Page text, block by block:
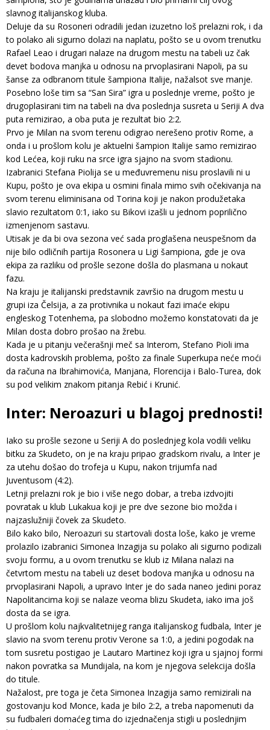
slavnog italijanskog kluba.
Deluje da su Rosoneri odradili jedan izuzetno loš prelazni rok, i da
to polako ali sigurno dolazi na naplatu, pošto se u ovom trenutku
Rafael Leao i drugari nalaze na drugom mestu na tabeli uz čak
devet bodova manjka u odnosu na prvoplasirani Napoli, pa su
šanse za odbranom titule šampiona Italije, nažalsot sve manje.
Posebno loše tim sa “San Sira” igra u poslednje vreme, pošto je
drugoplasirani tim na tabeli na dva poslednja susreta u Seriji A dva
puta remizirao, a oba puta je rezultat bio 2:2.
Prvo je Milan na svom terenu odigrao nerešeno protiv Rome, a
onda i u prošlom kolu je aktuelni šampion Italije samo remizirao
kod Lećea, koji ruku na srce igra sjajno na svom stadionu.
Izabranici Stefana Piolija se u međuvremenu nisu proslavili ni u
Kupu, pošto je ova ekipa u osmini finala mimo svih očekivanja na
svom terenu eliminisana od Torina koji je nakon produžetaka
slavio rezultatom 0:1, iako su Bikovi izašli u jednom poprilično
izmenjenom sastavu.
Utisak je da bi ova sezona već sada proglašena neuspešnom da
nije bilo odličnih partija Rosonera u Ligi šampiona, gde je ova
ekipa za razliku od prošle sezone došla do plasmana u nokaut
fazu.
Na kraju je italijanski predstavnik završio na drugom mestu u
grupi iza Čelsija, a za protivnika u nokaut fazi imaće ekipu
engleskog Totenhema, pa slobodno možemo konstatovati da je
Milan dosta dobro prošao na žrebu.
Kada je u pitanju večerašnji meč sa Interom, Stefano Pioli ima
dosta kadrovskih problema, pošto za finale Superkupa neće moći
da računa na Ibrahimovića, Manjana, Florencija i Balo-Turea, dok
su pod velikim znakom pitanja Rebić i Krunić.
Inter: Neroazuri u blagoj prednosti!
Iako su prošle sezone u Seriji A do poslednjeg kola vodili veliku
bitku za Skudeto, on je na kraju pripao gradskom rivalu, a Inter je
za utehu došao do trofeja u Kupu, nakon trijumfa nad
Juventusom (4:2).
Letnji prelazni rok je bio i više nego dobar, a treba izdvojiti
povratak u klub Lukakua koji je pre dve sezone bio možda i
najzaslužniji čovek za Skudeto.
Bilo kako bilo, Neroazuri su startovali dosta loše, kako je vreme
prolazilo izabranici Simonea Inzagija su polako ali sigurno podizali
svoju formu, a u ovom trenutku se klub iz Milana nalazi na
četvrtom mestu na tabeli uz deset bodova manjka u odnosu na
prvoplasirani Napoli, a upravo Inter je do sada naneo jedini poraz
Napolitancima koji se nalaze veoma blizu Skudeta, iako ima još
dosta da se igra.
U prošlom kolu najkvalitetnijeg ranga italijanskog fudbala, Inter je
slavio na svom terenu protiv Verone sa 1:0, a jedini pogodak na
tom susretu postigao je Lautaro Martinez koji igra u sjajnoj formi
nakon povratka sa Mundijala, na kom je njegova selekcija došla
do titule.
Nažalost, pre toga je četa Simonea Inzagija samo remizirali na
gostovanju kod Monce, kada je bilo 2:2, a treba napomenuti da
su fudbaleri domaćeg tima do izjednačenja stigli u poslednjim